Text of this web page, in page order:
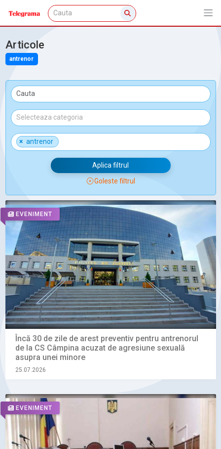
Articole
antrenor
× antrenor
Aplica filtrul
Goleste filtrul
EVENIMENT
Încă 30 de zile de arest preventiv pentru antrenorul
de la CS Câmpina acuzat de agresiune sexuală
asupra unei minore
25.07.2026
EVENIMENT